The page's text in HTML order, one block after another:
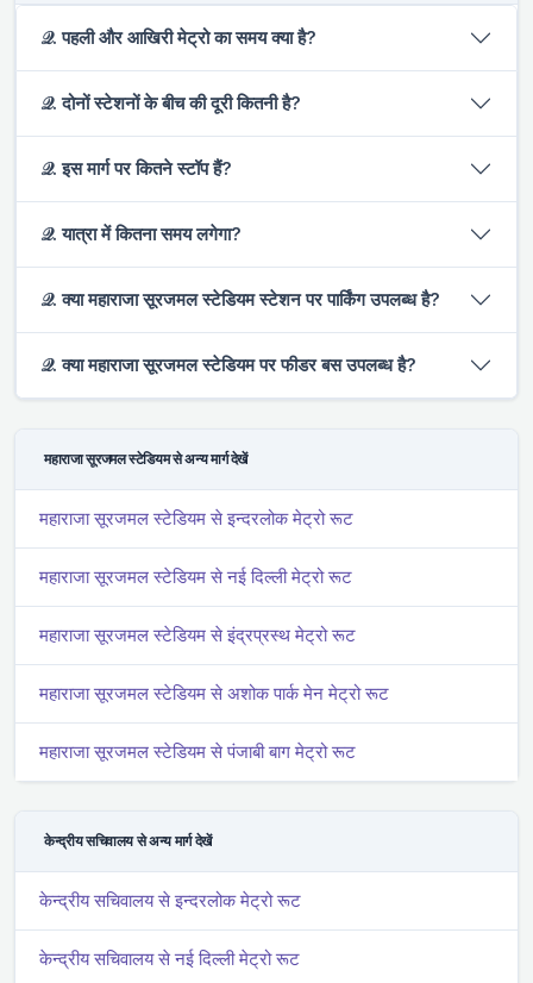
𝒬. पहली और आखिरी मेट्रो का समय क्या है?
𝒬. दोनों स्टेशनों के बीच की दूरी कितनी है?
𝒬. इस मार्ग पर कितने स्टॉप हैं?
𝒬. यात्रा में कितना समय लगेगा?
𝒬. क्या महाराजा सूरजमल स्टेडियम स्टेशन पर पार्किंग उपलब्ध है?
𝒬. क्या महाराजा सूरजमल स्टेडियम पर फीडर बस उपलब्ध है?
महाराजा सूरजमल स्टेडियम से अन्य मार्ग देखें
महाराजा सूरजमल स्टेडियम से इन्दरलोक मेट्रो रूट
महाराजा सूरजमल स्टेडियम से नई दिल्ली मेट्रो रूट
महाराजा सूरजमल स्टेडियम से इंद्रप्रस्थ मेट्रो रूट
महाराजा सूरजमल स्टेडियम से अशोक पार्क मेन मेट्रो रूट
महाराजा सूरजमल स्टेडियम से पंजाबी बाग मेट्रो रूट
केन्द्रीय सचिवालय से अन्य मार्ग देखें
केन्द्रीय सचिवालय से इन्दरलोक मेट्रो रूट
केन्द्रीय सचिवालय से नई दिल्ली मेट्रो रूट